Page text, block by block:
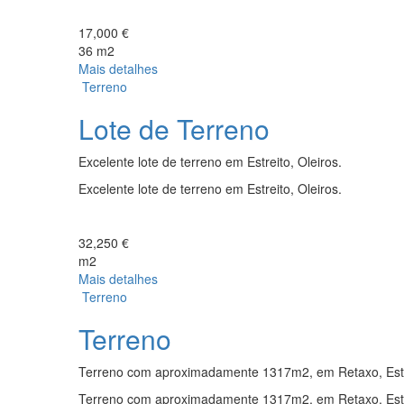
17,000 €
36 m2
Mais detalhes
Terreno
Lote de Terreno
Excelente lote de terreno em Estreito, Oleiros.
Excelente lote de terreno em Estreito, Oleiros.
32,250 €
m2
Mais detalhes
Terreno
Terreno
Terreno com aproximadamente 1317m2, em Retaxo,
Terreno com aproximadamente 1317m2, em Retaxo,